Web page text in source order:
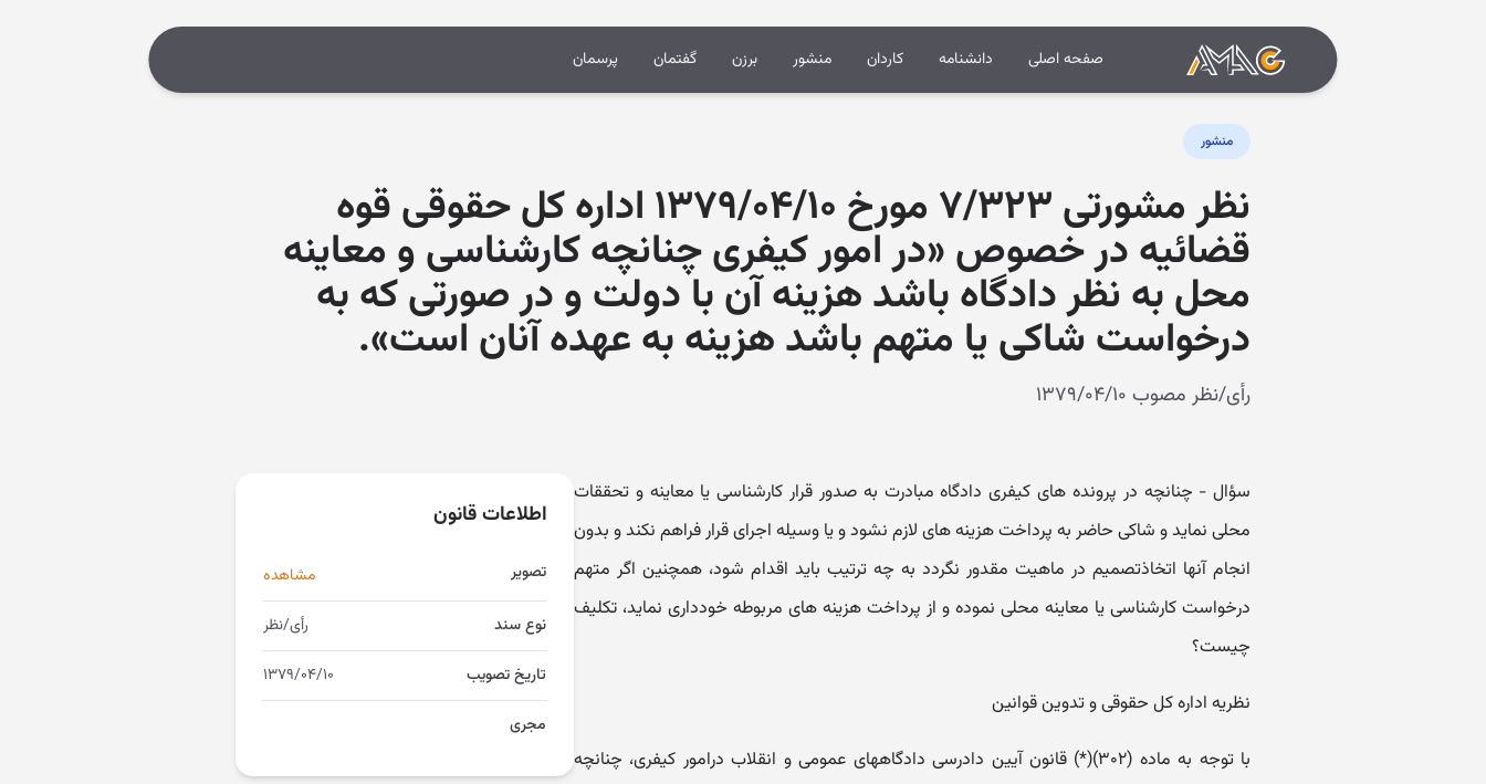
صفحه اصلی دانشنامه کاردان منشور برزن گفتمان پرسمان
منشور
نظر مشورتی ۷/۳۲۳ مورخ ۱۳۷۹/۰۴/۱۰ اداره کل حقوقی قوه
قضائیه در خصوص «در امور کیفرى چنانچه کارشناسى و معاینه
محل به نظر دادگاه باشد هزینه آن با دولت و در صورتى که به
درخواست شاکى یا متهم باشد هزینه به عهده آنان است».
رأی/نظر مصوب ۱۳۷۹/۰۴/۱۰
سؤال - چنانچه در پرونده های کیفری دادگاه مبادرت به صدور قرار کارشناسی یا معاینه و تحققات
محلی نماید و شاکی حاضر به پرداخت هزینه های لازم نشود و یا وسیله اجرای قرار فراهم نکند و بدون
انجام آنها اتخاذتصمیم در ماهیت مقدور نگردد به چه ترتیب باید اقدام شود، همچنین اگر متهم
درخواست کارشناسی یا معاینه محلی نموده و از پرداخت هزینه های مربوطه خودداری نماید، تکلیف
چیست؟
نظریه اداره کل حقوقی و تدوین قوانین
با توجه به ماده (۳۰۲)(*) قانون آیین دادرسی دادگاههای عمومی و انقلاب درامور کیفری، چنانچه
اطلاعات قانون
تصویر مشاهده
نوع سند رأی/نظر
تاریخ تصویب ۱۳۷۹/۰۴/۱۰
مجری